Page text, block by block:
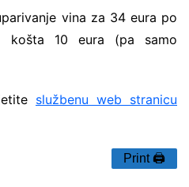
vina za 34 eura po
košta 10 eura (pa samo
službenu web stranicu
Print 🖨